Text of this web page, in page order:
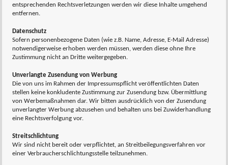
entsprechenden Rechtsverletzungen werden wir diese Inhalte umgehend
entfernen.
Datenschutz
Sofern personenbezogene Daten (wie z.B. Name, Adresse, E-Mail Adresse)
notwendigerweise erhoben werden müssen, werden diese ohne Ihre
Zustimmung nicht an Dritte weitergegeben.
Unverlangte Zusendung von Werbung
Die von uns im Rahmen der Impressumspflicht veröffentlichten Daten
stellen keine konkludente Zustimmung zur Zusendung bzw. Übermittlung
von Werbemaßnahmen dar. Wir bitten ausdrücklich von der Zusendung
unverlangter Werbung abzusehen und behalten uns bei Zuwiderhandlung
eine Rechtsverfolgung vor.
Streitschlichtung
Wir sind nicht bereit oder verpflichtet, an Streitbeilegungsverfahren vor
einer Verbraucherschlichtungsstelle teilzunehmen.